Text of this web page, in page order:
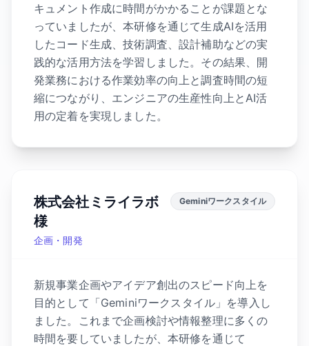
キュメント作成に時間がかかることが課題とな
っていましたが、本研修を通じて生成AIを活用
したコード生成、技術調査、設計補助などの実
践的な活用方法を学習しました。その結果、開
発業務における作業効率の向上と調査時間の短
縮につながり、エンジニアの生産性向上とAI活
用の定着を実現しました。
株式会社ミライラボ
様
企画・開発
Geminiワークスタイル
新規事業企画やアイデア創出のスピード向上を
目的として「Geminiワークスタイル」を導入し
ました。これまで企画検討や情報整理に多くの
時間を要していましたが、本研修を通じて